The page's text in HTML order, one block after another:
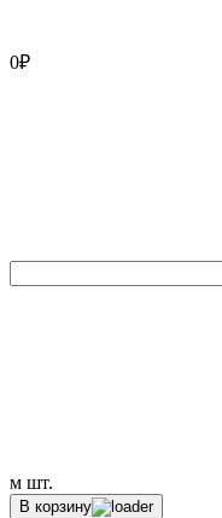
0₽
м шт.
В корзину